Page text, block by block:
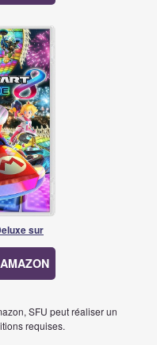
sur
SFU peut réaliser un
requises.